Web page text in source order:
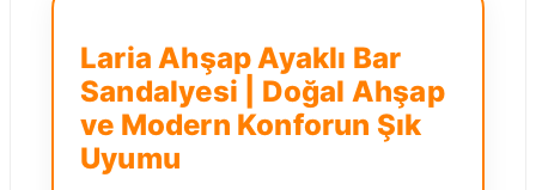
Laria Ahşap Ayaklı Bar
Sandalyesi | Doğal Ahşap
ve Modern Konforun Şık
Uyumu